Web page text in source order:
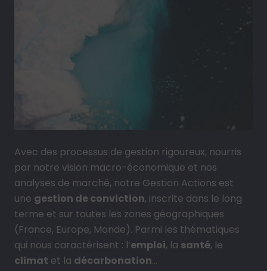
Avec des processus de gestion rigoureux, nourris
par notre vision macro-économique et nos
analyses de marché, notre Gestion Actions est
une gestion de conviction, inscrite dans le long
terme et sur toutes les zones géographiques
(France, Europe, Monde). Parmi les thématiques
qui nous caractérisent : l’emploi, la santé, le
climat et la décarbonation…